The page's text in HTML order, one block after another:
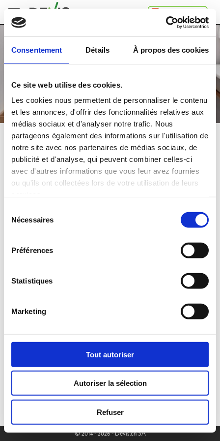
Consentement Détails À propos des cookies
Ce site web utilise des cookies.
Les cookies nous permettent de personnaliser le contenu
et les annonces, d'offrir des fonctionnalités relatives aux
médias sociaux et d'analyser notre trafic. Nous
partageons également des informations sur l'utilisation de
notre site avec nos partenaires de médias sociaux, de
publicité et d'analyse, qui peuvent combiner celles-ci
avec d'autres informations que vous leur avez fournies
ou qu'ils ont collectées lors de votre utilisation de leurs
Nécessaires
Préférences
Statistiques
Marketing
Tout autoriser
Autoriser la sélection
Refuser
Accueil
ça
A
propos
Devis.ch
SA
Contact
Espace
entreprises
Mentions
légales
INSTALLATION WC
Comparezgratuitement
jusqu'à 4 devis
et choisissez lameilleure offre
Dans quelle région souhaitez-vous faire vos travaux?
© 2014 - 2026 - Devis.ch SA